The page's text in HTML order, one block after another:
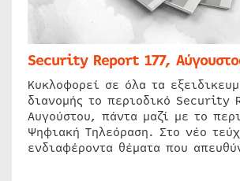
Security Report 177,
Κυκλοφορεί σε όλα τα
διανομής το περιοδικό Security
Αυγούστου, πάντα μαζί με το
Ψηφιακή Τηλεόραση. Στο νέο
ενδιαφέροντα θέματα που